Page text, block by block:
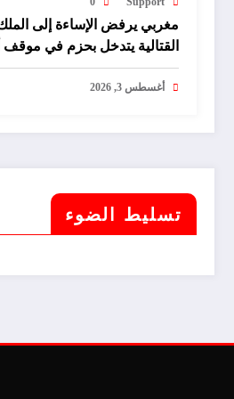
مغربي يرفض الإساءة إلى
القتالية يتدخل بحزم في موقف
أغسطس 3, 2026
تسليط الضوء